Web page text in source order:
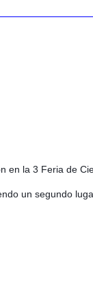
en la 3 Feria de
un segundo